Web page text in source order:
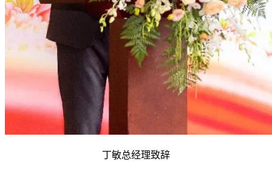
丁敏总经理致辞